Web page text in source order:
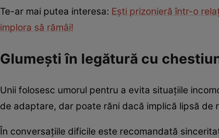
Te-ar mai putea interesa: Eşti prizonieră într-o
implora să rămâi!
Glumeşti în legătură cu
Unii folosesc umorul pentru a evita situațiile
de adaptare, dar poate răni dacă implică lipsă
În conversațiile dificile este recomandată